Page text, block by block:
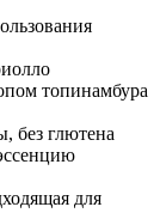
топинамбура
без глютена
для